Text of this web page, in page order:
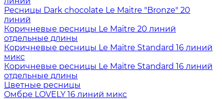
Ресницы Dark chocolate Le Maitre "Bronze" 20
линий
Коричневые ресницы Le Maitre 20 линий
отдельные длины
Коричневые ресницы Le Maitre Standard 16 линий
микс
Коричневые ресницы Le Maitre Standard 16 линий
отдельные длины
Цветные ресницы
Oмбре LOVELY 16 линий микс